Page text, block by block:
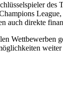
auch direkte
weiter